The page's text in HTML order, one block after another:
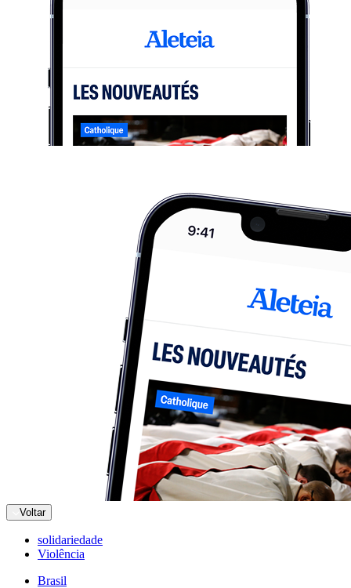
Voltar
solidariedade
Violência
Brasil